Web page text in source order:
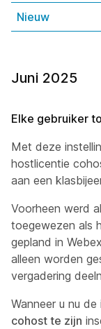
Nieuw
Juni 2025
Elke gebruiker
Met deze
hostlicentie
aan een
Voorheen werd
toegewezen als
gepland in
alleen worden
vergadering
Wanneer u nu de
cohost te zijn